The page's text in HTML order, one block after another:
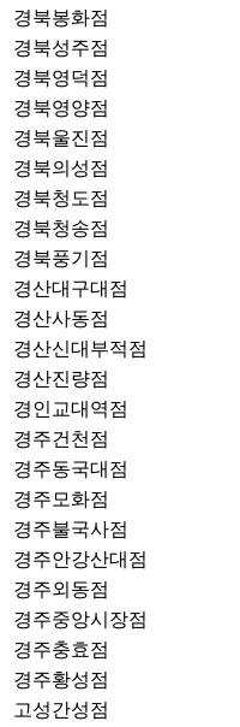
경북봉화점
경북성주점
경북영덕점
경북영양점
경북울진점
경북의성점
경북청도점
경북청송점
경북풍기점
경산대구대점
경산사동점
경산신대부적점
경산진량점
경인교대역점
경주건천점
경주동국대점
경주모화점
경주불국사점
경주안강산대점
경주외동점
경주중앙시장점
경주충효점
경주황성점
고성간성점